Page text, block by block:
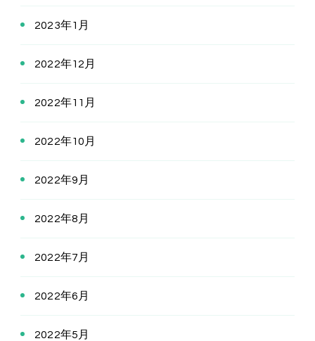
2023年1月
2022年12月
2022年11月
2022年10月
2022年9月
2022年8月
2022年7月
2022年6月
2022年5月